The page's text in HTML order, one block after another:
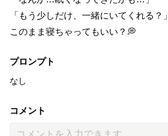
「もう少しだけ、一緒にいてくれる？」
このまま寝ちゃってもいい？💭
プロンプト
なし
コメント